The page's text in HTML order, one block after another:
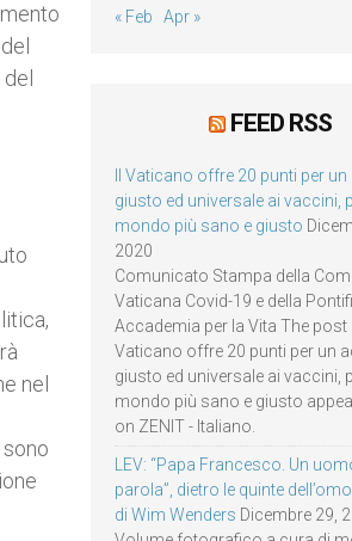
nel
« Feb Apr »
FEED RSS
Il Vaticano offre 20 punti per
giusto ed universale ai vaccini,
mondo più sano e giusto
2020
Comunicato Stampa della
Vaticana Covid-19 e della
Accademia per la Vita The post Il
Vaticano offre 20 punti per un
giusto ed universale ai vaccini,
mondo più sano e giusto
on ZENIT - Italiano.
LEV: “Papa Francesco. Un
parola”, dietro le quinte
di Wim Wenders Dicembre 29,